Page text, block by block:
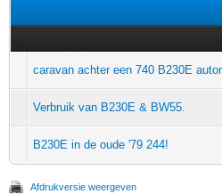
caravan achter een 740 B230E
Verbruik van B230E & BW55.
B230E in de oude '79 244!
Afdrukversie weergeven